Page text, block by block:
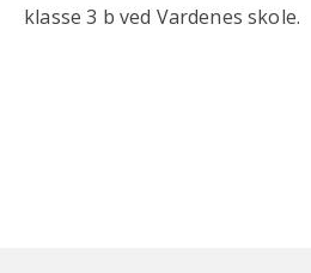
klasse 3 b ved Vardenes skole.